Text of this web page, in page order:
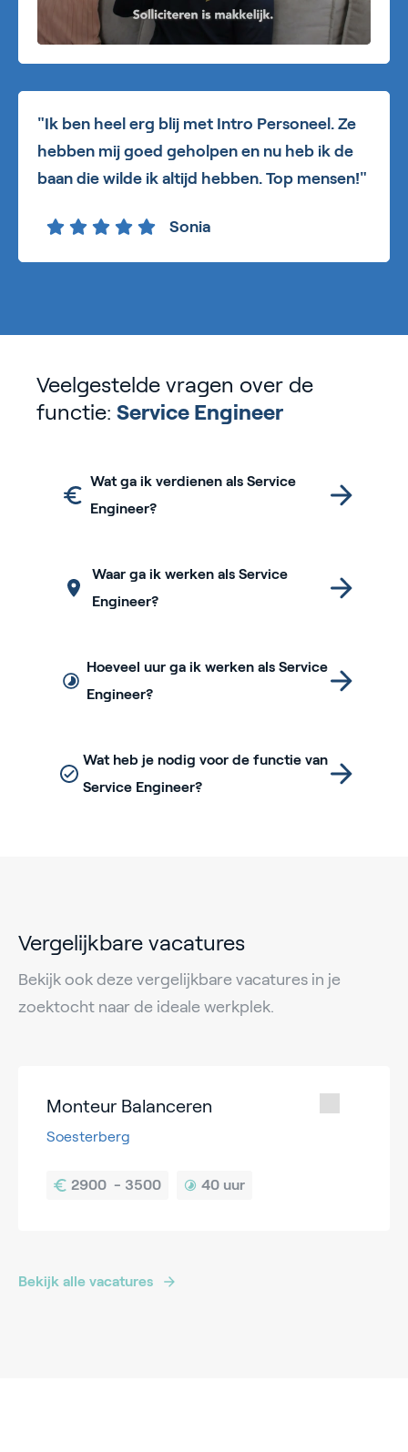
"Ik ben heel erg blij met Intro Personeel. Ze
hebben mij goed geholpen en nu heb ik de
baan die wilde ik altijd hebben. Top mensen!"
Sonia
Veelgestelde vragen over de
functie: Service Engineer
Wat ga ik verdienen als Service
Engineer?
Waar ga ik werken als Service
Engineer?
Hoeveel uur ga ik werken als Service
Engineer?
Wat heb je nodig voor de functie van
Service Engineer?
Vergelijkbare vacatures
Bekijk ook deze vergelijkbare vacatures in je
zoektocht naar de ideale werkplek.
Monteur Balanceren
Soesterberg
40 uur
Bekijk alle vacatures